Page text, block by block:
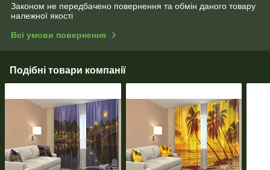
Законом не передбачено повернення та обмін даного товару
належної якості
Всі умови повернення
Подібні товари компанії